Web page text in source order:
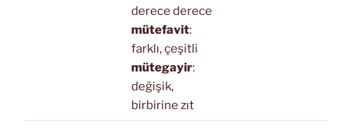
derece derece
mütefavit:
farklı, çeşitli
mütegayir:
değişik,
birbirine zıt